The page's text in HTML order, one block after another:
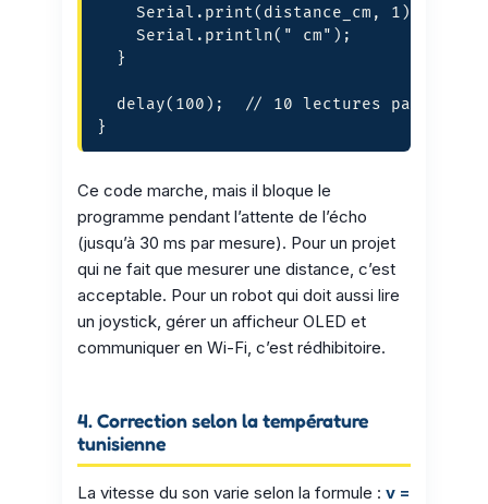
    Serial.print(distance_cm, 1);
    Serial.println(" cm");
  }
delay(100);  // 10 lectures par
}
Ce code marche, mais il bloque le
programme pendant l’attente de l’écho
(jusqu’à 30 ms par mesure). Pour un projet
qui ne fait que mesurer une distance, c’est
acceptable. Pour un robot qui doit aussi lire
un joystick, gérer un afficheur OLED et
communiquer en Wi-Fi, c’est rédhibitoire.
4. Correction selon la température
tunisienne
La vitesse du son varie selon la formule : v =